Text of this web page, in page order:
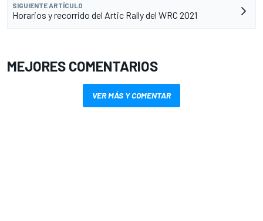
SIGUIENTE ARTÍCULO
Horarios y recorrido del Artic Rally del WRC 2021
MEJORES COMENTARIOS
VER MÁS Y COMENTAR